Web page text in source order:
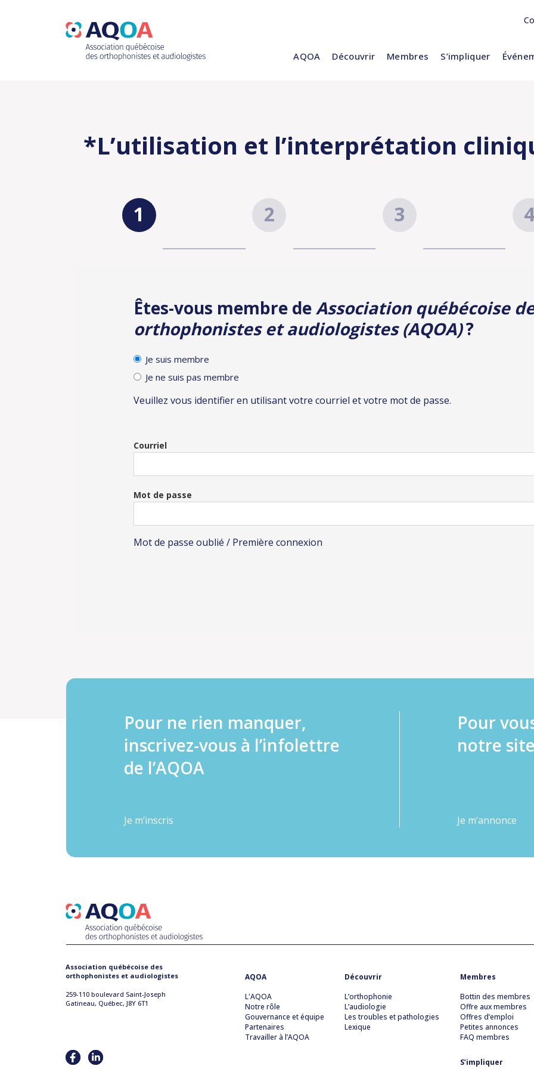
AQOA Découvrir Membres S’impliquer
*L’utilisation et l’interprétation
Êtes-vous membre deAssociation québécoise
orthophonistes et audiologistes (AQOA)?
Je suis membre
Je ne suis pas membre
Veuillez vous identifier en utilisant votre courriel et votre mot de passe.
Courriel
Mot de passe
Mot de passe oublié / Première connexion
Pour ne rien manquer,
inscrivez-vous à l’infolettre
de l’AQOA
Je m’inscris
Pour
notre
Je m’annonce
Association québécoise des
orthophonistes et audiologistes
259-110 boulevard Saint-Joseph
Gatineau, Québec, J8Y 6T1
AQOA
L'AQOA
Notre rôle
Gouvernance et équipe
Partenaires
Travailler à l’AQOA
Découvrir
L’orthophonie
L’audiologie
Les troubles et pathologies
Lexique
Membres
Bottin des membres
Offre aux membres
Offres d’emploi
Petites annonces
FAQ membres
S’impliquer